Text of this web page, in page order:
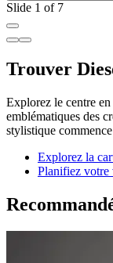
Slide 1 of 7
Trouver
Explorez le centre
emblématiques des
stylistique
Explorez la
Planifiez votre